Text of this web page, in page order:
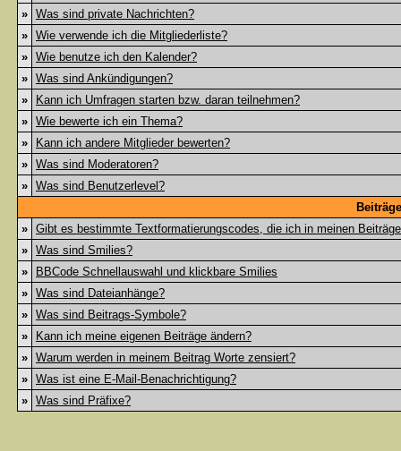
» Was sind private Nachrichten?
» Wie verwende ich die Mitgliederliste?
» Wie benutze ich den Kalender?
» Was sind Ankündigungen?
»
Kann ich Umfragen starten bzw. daran teilnehmen?
» Wie bewerte ich ein Thema?
»
Kann ich andere Mitglieder bewerten?
» Was sind Moderatoren?
» Was sind Benutzerlevel?
» Gibt es bestimmte Textformatierungscodes, die ich in meinen
» Was sind Smilies?
»
BBCode Schnellauswahl und klickbare Smilies
» Was sind Dateianhänge?
» Was sind Beitrags-Symbole?
»
Kann ich meine eigenen Beiträge ändern?
» Warum werden in meinem Beitrag Worte zensiert?
» Was ist eine E-Mail-Benachrichtigung?
» Was sind Präfixe?